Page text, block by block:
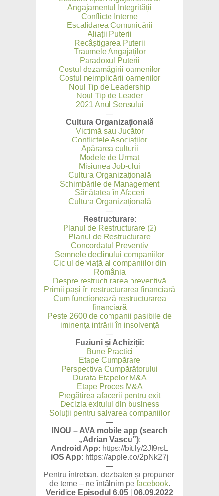
Angajamentul Integrității
Conflicte Interne
Escalidarea Comunicării
Aliații Puterii
Recâștigarea Puterii
Traumele Angajaților
Paradoxul Puterii
Costul dezamăgirii oamenilor
Costul neimplicării oamenilor
Noul Tip de Leadership
Noul Tip de Leader
2021 Anul Sensului
—
Cultura Organizațională
Victimă sau Jucător
Conflictele Asociaților
Apărarea culturii
Modele de Urmat
Misiunea Job-ului
Cultura Organizațională
Schimbările de Management
Sănătatea în Afaceri
Cultura Organizațională
—
Restructurare:
Planul de Restructurare (2)
Planul de Restructurare
Concordatul Preventiv
Semnele declinului companiilor
Ciclul de viață al companiilor din
România
Despre restructurarea preventivă
Primii pași în restructurarea financiară
Cum funcționează restructurarea
financiară
Peste 2600 de companii pasibile de
iminența intrării în insolvență
—
Fuziuni și Achiziții:
Bune Practici
Etape Cumpărare
Perspectiva Cumpărătorului
Durata Etapelor M&A
Etape Proces M&A
Pregătirea afacerii pentru exit
Decizia exitului din business
Soluții pentru salvarea companiilor
—
!NOU – AVA mobile app (search
„Adrian Vascu”):
Android App: https://bit.ly/2Jf9rsL
iOS App: https://apple.co/2pNk27j
—
Pentru întrebări, dezbateri și propuneri
de teme – ne întâlnim pe facebook.
Veridice Episodul 6.05 | 06.09.2022